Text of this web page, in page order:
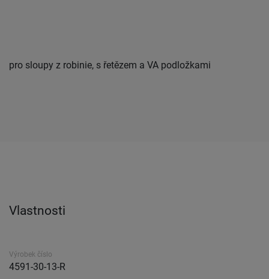
pro sloupy z robinie, s řetězem a VA podložkami
Vlastnosti
Výrobek číslo
4591-30-13-R